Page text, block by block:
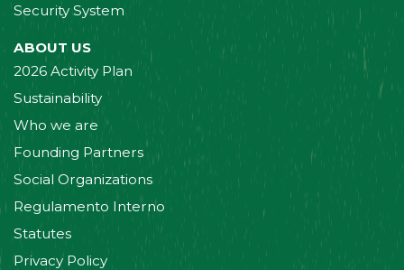
Security System
ABOUT US
2026 Activity Plan
Sustainability
Who we are
Founding Partners
Social Organizations
Regulamento Interno
Statutes
Privacy Policy